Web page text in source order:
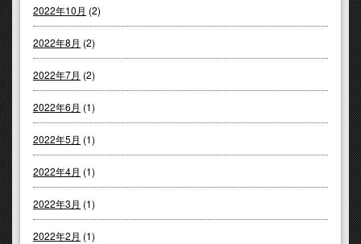
2022年10月 (2)
2022年8月 (2)
2022年7月 (2)
2022年6月 (1)
2022年5月 (1)
2022年4月 (1)
2022年3月 (1)
2022年2月 (1)